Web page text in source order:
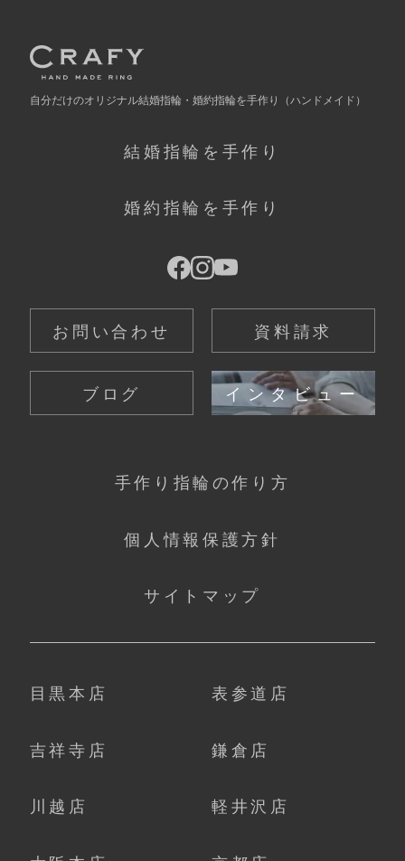
自分だけのオリジナル結婚指輪・婚約指輪を手作り （ハンドメイド）
結婚指輪を手作り
婚約指輪を手作り
お問い合わせ 資料請求
ブログ インタビュー
手作り指輪の作り方
個人情報保護方針
サイトマップ
目黒本店 表参道店
吉祥寺店 鎌倉店
川越店 軽井沢店